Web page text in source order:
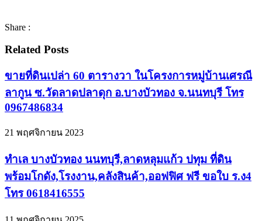
Share :
Related Posts
ขายที่ดินเปล่า 60 ตารางวา ในโครงการหมู่บ้านเศรณี
ลากูน ซ.วัดลาดปลาดุก อ.บางบัวทอง จ.นนทบุรี โทร
0967486834
21 พฤศจิกายน 2023
ทำเล บางบัวทอง นนทบุรี,ลาดหลุมแก้ว ปทุม ที่ดิน
พร้อมโกดัง,โรงงาน,คลังสินค้า,ออฟฟิศ ฟรี ขอใบ ร.ง4
โทร 0618416555